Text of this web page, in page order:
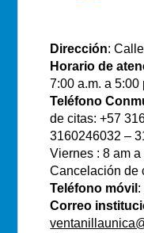
Dirección:
Horario de
7:00 a.m. a 5:00
Teléfono
de citas: +57
3160246032 –
Viernes : 8 am
Cancelación de
Teléfono móvil :
Correo